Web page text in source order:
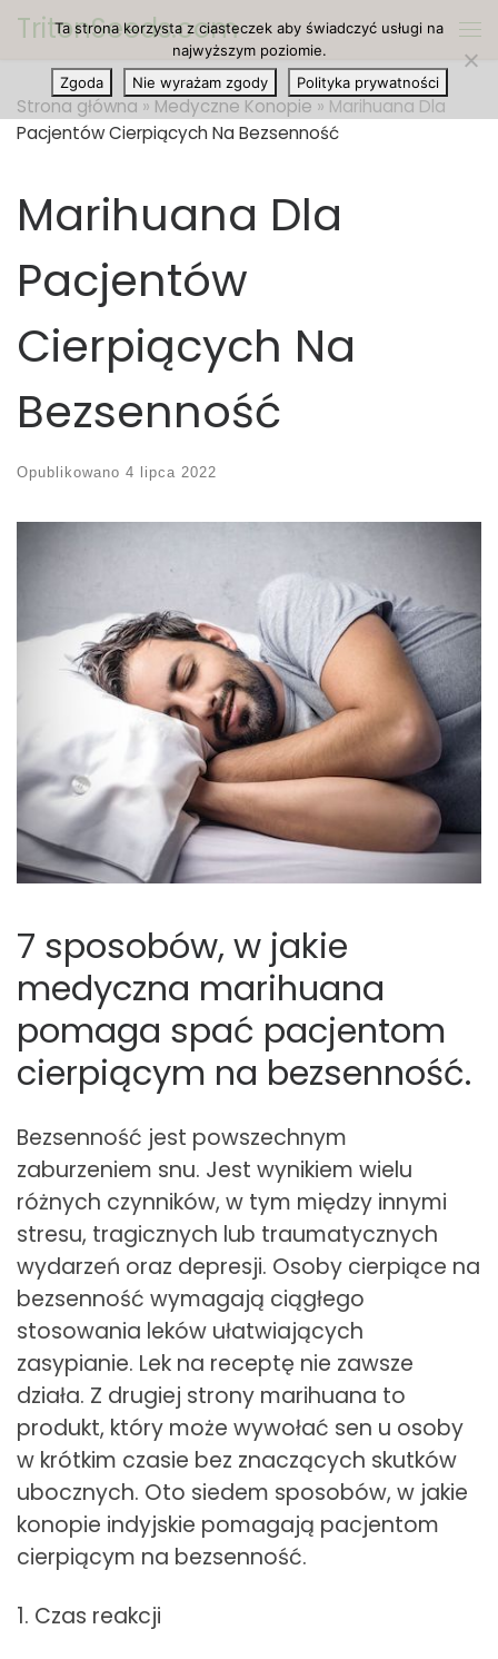
Przejdź do treści
TritonSeeds.com
Strona główna » Medyczne Konopie » Marihuana Dla
Pacjentów Cierpiących Na Bezsenność
Marihuana Dla
Pacjentów
Cierpiących Na
Bezsenność
Opublikowano 4 lipca 2022
7 sposobów, w jakie
medyczna marihuana
pomaga spać pacjentom
cierpiącym na bezsenność.
Bezsenność jest powszechnym
zaburzeniem snu. Jest wynikiem wielu
różnych czynników, w tym między innymi
stresu, tragicznych lub traumatycznych
wydarzeń oraz depresji. Osoby cierpiące na
bezsenność wymagają ciągłego
stosowania leków ułatwiających
zasypianie. Lek na receptę nie zawsze
działa. Z drugiej strony marihuana to
produkt, który może wywołać sen u osoby
w krótkim czasie bez znaczących skutków
ubocznych. Oto siedem sposobów, w jakie
konopie indyjskie pomagają pacjentom
cierpiącym na bezsenność.
1. Czas reakcji
Ta strona korzysta z ciasteczek aby świadczyć usługi na
najwyższym poziomie.
Zgoda
Nie wyrażam zgody Polityka prywatności